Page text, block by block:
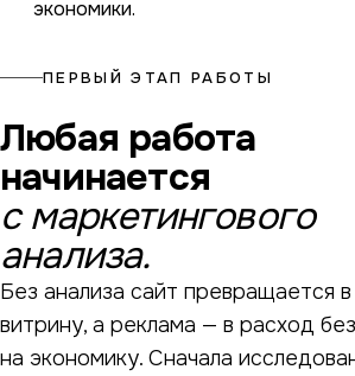
экономики.
ПЕРВЫЙ ЭТАП РАБОТЫ
Любая работа
начинается
с маркетингового
анализа.
Без анализа сайт превращается
витрину, а реклама — в расход
на экономику. Сначала